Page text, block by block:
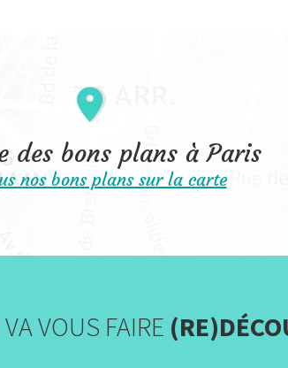
des bons plans à Paris
nos bons plans sur la carte
VOUS FAIRE